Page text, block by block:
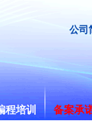
公司
程培训 备案承